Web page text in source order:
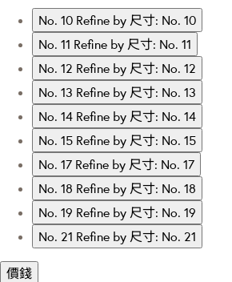
No. 10 Refine by 尺寸: No. 10
No. 11 Refine by 尺寸: No. 11
No. 12 Refine by 尺寸: No. 12
No. 13 Refine by 尺寸: No. 13
No. 14 Refine by 尺寸: No. 14
No. 15 Refine by 尺寸: No. 15
No. 17 Refine by 尺寸: No. 17
No. 18 Refine by 尺寸: No. 18
No. 19 Refine by 尺寸: No. 19
No. 21 Refine by 尺寸: No. 21
價錢